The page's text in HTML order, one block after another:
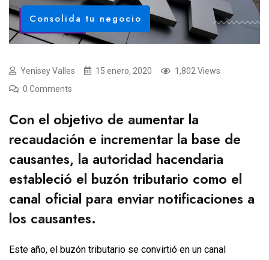
Consolida tu negocio
Yenisey Valles 15 enero, 2020
1,802 Views
0 Comments
Con el objetivo de aumentar la
recaudación e incrementar la base de
causantes, la autoridad hacendaria
estableció el buzón tributario como el
canal oficial para enviar notificaciones a
los causantes.
Este año, el buzón tributario se convirtió en un canal